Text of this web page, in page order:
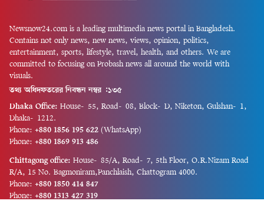
Newsnow24.com is a leading multimedia news portal in Bangladesh.
Contains not only news, new news, views, opinion, politics,
entertainment, sports, lifestyle, travel, health, and others. We are
committed to focusing on Probash news all around the world with
visuals.
তথ্য অধিদফতরের নিবন্ধন নম্বর :১৩৫
Dhaka Office: House-55, Road-08, Block-D, Niketon, Gulshan-1,
Dhaka-1212.
Phone: +880 1856 195 622 (WhatsApp)
Phone: +880 1869 913 486
Chittagong office: House-85/A, Road-7, 5th Floor, O.R.Nizam Road
R/A, 15 No. Bagmoniram,Panchlaish, Chattogram 4000.
Phone: +880 1850 414 847
Phone: +880 1313 427 319